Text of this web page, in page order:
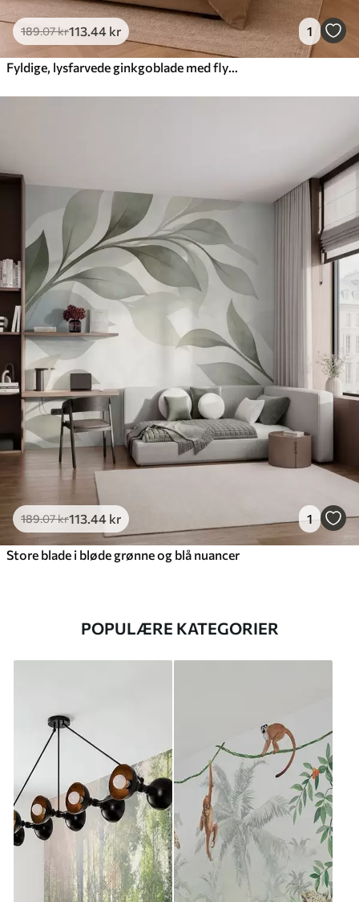
189.07kr113 .44 kr 1
189.07kr113.44 kr 1
Store blade i bløde grønne og blå nuancer
POPULÆRE KATEGORIER